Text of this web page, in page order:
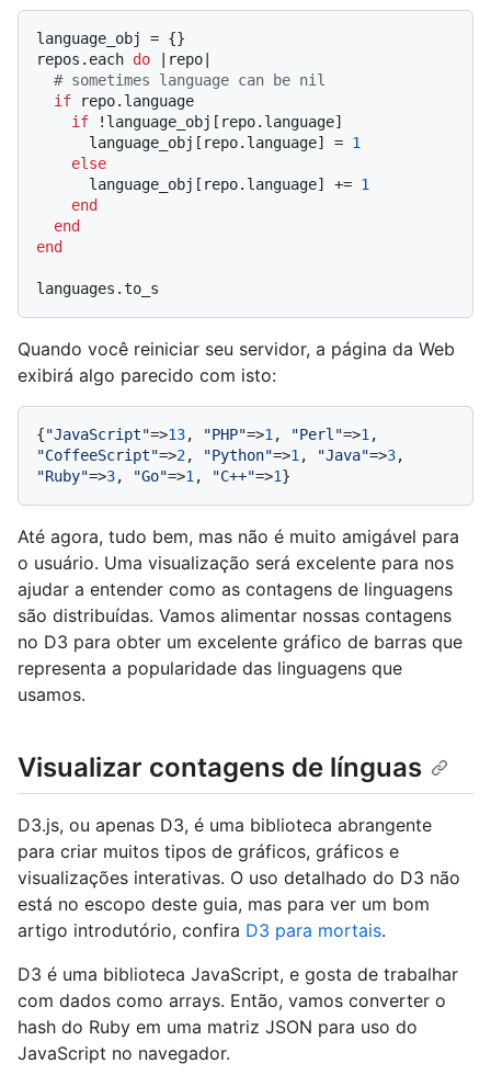
language_obj = {}
repos.each do repo
# sometimes language can be nil
if repo.language
if !language_obj[repo.language]
      language_obj[repo.language] =
1
else
      language_obj[repo.language] +=
1
end
end
end
Quando você reiniciar seu servidor, a página da Web
exibirá algo parecido com isto:
{"JavaScript"=>13, "PHP"=>1, "Perl"=>1
"CoffeeScript"=>2, "Python"=>1, "Java"=>3
"Ruby"=>3, "Go"=>1, "C++"=>1
Até agora, tudo bem, mas não é muito amigável para
o usuário. Uma visualização será excelente para nos
ajudar a entender como as contagens de linguagens
são distribuídas. Vamos alimentar nossas contagens
no D3 para obter um excelente gráfico de barras que
representa a popularidade das linguagens que
usamos.
Visualizar contagens de línguas
D3.js, ou apenas D3, é uma biblioteca abrangente
para criar muitos tipos de gráficos, gráficos e
visualizações interativas. O uso detalhado do D3 não
está no escopo deste guia, mas para ver um bom
artigo introdutório, confira D3 para mortais.
D3 é uma biblioteca JavaScript, e gosta de trabalhar
com dados como arrays. Então, vamos converter o
hash do Ruby em uma matriz JSON para uso do
JavaScript no navegador.